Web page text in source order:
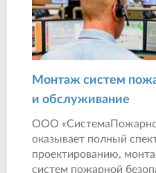
Монтаж систем
и обслуживание
ООО
оказывает полный
проектированию,
систем пожарной